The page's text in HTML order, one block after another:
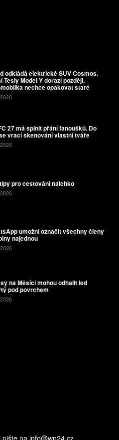
odkládá elektrické SUV Cosmos.
Tesly Model Y dorazí později,
nechce opakovat staré
27 má splnit přání fanoušků. Do
vrací skenování vlastní tváře
pro cestování nalehko
umožní označit všechny členy
najednou
na Měsíci mohou odhalit led
pod povrchem